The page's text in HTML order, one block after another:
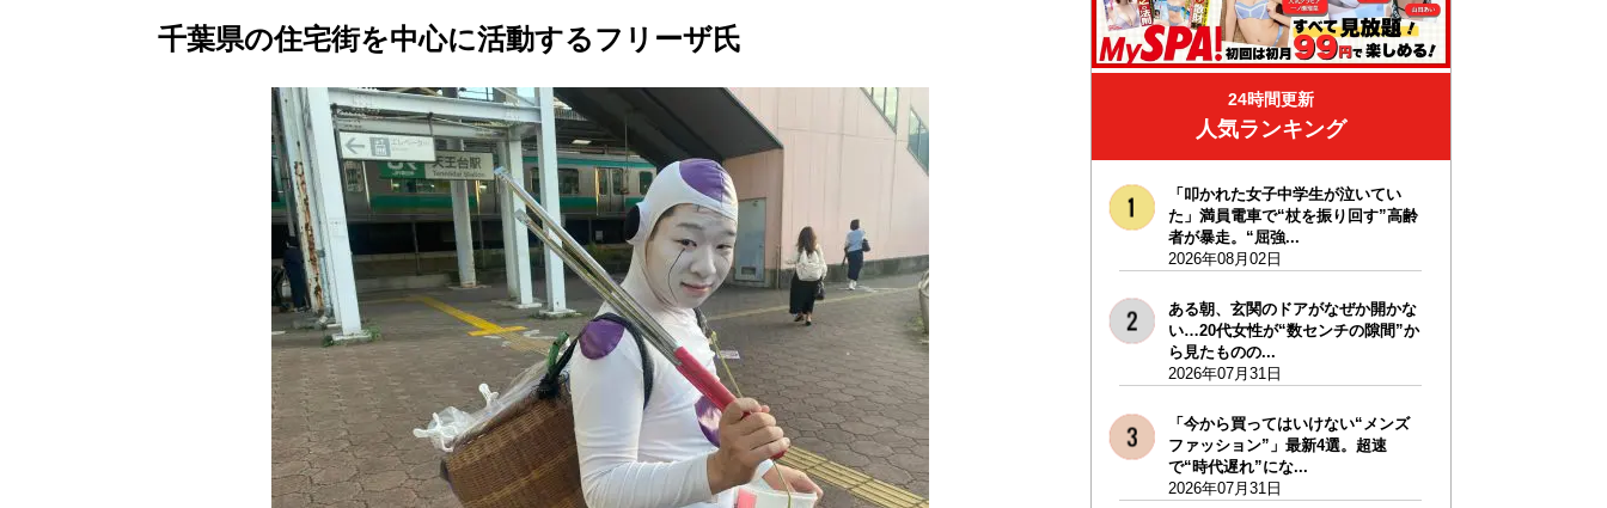
千葉県の住宅街を中心に活動するフリーザ氏
24時間更新
人気ランキング
「叩かれた女子中学生が泣いてい
た」満員電車で“杖を振り回す”高齢
者が暴走。“屈強...
2026年08月02日
ある朝、玄関のドアがなぜか開かな
い…20代女性が“数センチの隙間”か
ら見たものの...
2026年07月31日
「今から買ってはいけない“メンズ
ファッション”」最新4選。超速
で“時代遅れ”にな...
2026年07月31日